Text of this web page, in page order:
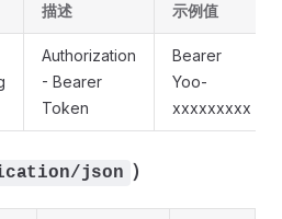
描述 示例值
Authorization
- Bearer
Token
Bearer
Yoo-
xxxxxxxxx
json ）